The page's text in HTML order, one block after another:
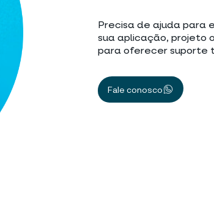
Precisa de ajuda para
sua aplicação, projeto
para oferecer suporte
Fale conosco